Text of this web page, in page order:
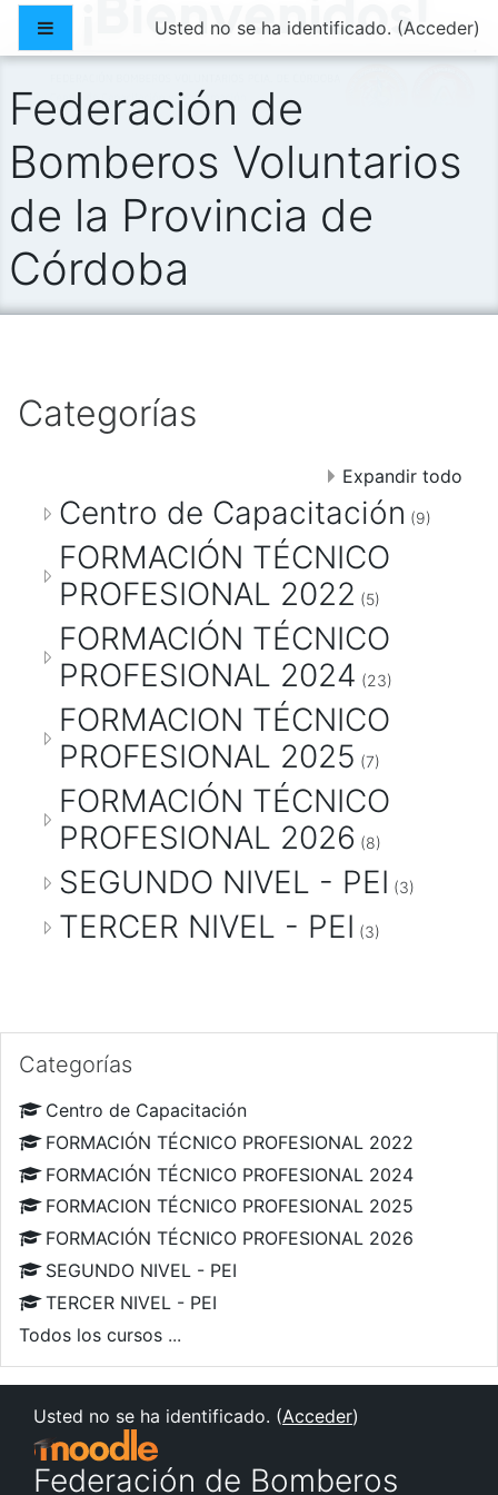
Salta al contenido principal
Panel lateralUsted no se ha identificado. (Acceder)
Federación de
Bomberos Voluntarios
de la Provincia de
Córdoba
Categorías
Expandir todo
Centro de Capacitación (9)
FORMACIÓN TÉCNICO
PROFESIONAL 2022 (5)
FORMACIÓN TÉCNICO
PROFESIONAL 2024 (23)
FORMACION TÉCNICO
PROFESIONAL 2025 (7)
FORMACIÓN TÉCNICO
PROFESIONAL 2026 (8)
SEGUNDO NIVEL - PEI (3)
TERCER NIVEL - PEI (3)
Categorías
Centro de Capacitación
FORMACIÓN TÉCNICO PROFESIONAL 2022
FORMACIÓN TÉCNICO PROFESIONAL 2024
FORMACION TÉCNICO PROFESIONAL 2025
FORMACIÓN TÉCNICO PROFESIONAL 2026
SEGUNDO NIVEL - PEI
TERCER NIVEL - PEI
Todos los cursos ...
Usted no se ha identificado. (Acceder)
Federación de Bomberos